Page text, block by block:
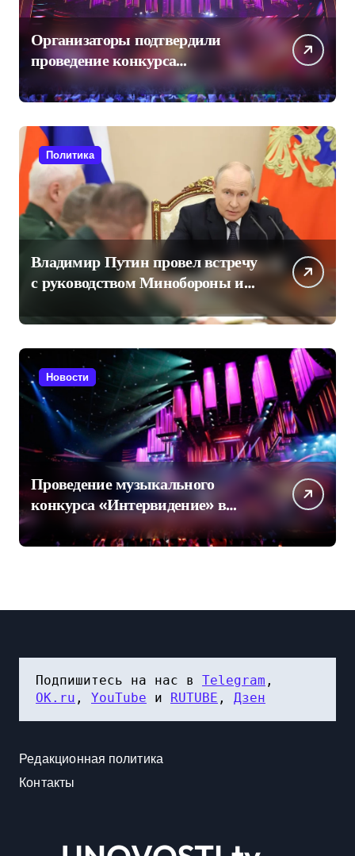
Организаторы подтвердили
проведение конкурса
«Интервидение» в Саудовской
Аравии
Политика
Владимир Путин провел встречу
с руководством Минобороны и
произвел кадровые
перестановки
Новости
Проведение музыкального
конкурса «Интервидение» в
Саудовской Аравии в 2026 году
оказалось под вопросом
Подпишитесь на нас в Telegram
OK.ru , YouTube и RUTUBE , Дзен
Редакционная политика
Контакты